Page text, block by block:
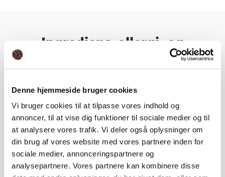
Denne hjemmeside bruger cookies
Vi bruger cookies til at tilpasse vores indhold og
annoncer, til at vise dig funktioner til sociale medier og til
at analysere vores trafik. Vi deler også oplysninger om
din brug af vores website med vores partnere inden for
sociale medier, annonceringspartnere og
analysepartnere. Vores partnere kan kombinere disse
Ingrediens, allergi- og
næringsoplysning
Næringsindhold
Ingrediens- og allergioplysning